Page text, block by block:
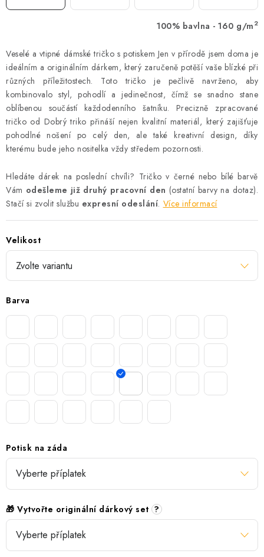
100% bavlna - 160 g/m 2
Veselé a vtipné dámské tričko s potiskem Jen v přírodě jsem doma je
ideálním a originálním dárkem, který zaručeně potěší vaše blízké při
různých příležitostech. Toto tričko je pečlivě navrženo, aby
kombinovalo styl, pohodlí a jedinečnost, čímž se snadno stane
oblíbenou součástí každodenního šatníku. Precizně zpracované
tričko od Dobrý triko přináší nejen kvalitní materiál, který zajišťuje
pohodlné nošení po celý den, ale také kreativní design, díky
kterému bude jeho nositelka vždy středem pozornosti.
Hledáte dárek na poslední chvíli? Tričko v černé nebo bílé barvě
Vám odešleme již druhý pracovní den (ostatní barvy na dotaz).
Stačí si zvolit službu expresní odeslání. Více informací
Velikost
Barva
Potisk na záda
🎁 Vytvořte originální dárkový set ?